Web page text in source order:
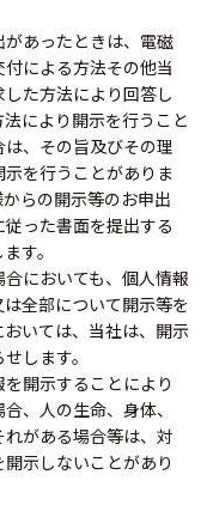
あったときは、電磁
による方法その他当
た方法により回答し
により開示を行うこと
、その旨及びその理
を行うことがありま
らの開示等のお申出
った書面を提出する
す。
においても、個人情報
全部について開示等を
いては、当社は、開示
します。
開示することにより
、人の生命、身体、
がある場合等は、対
示しないことがあり